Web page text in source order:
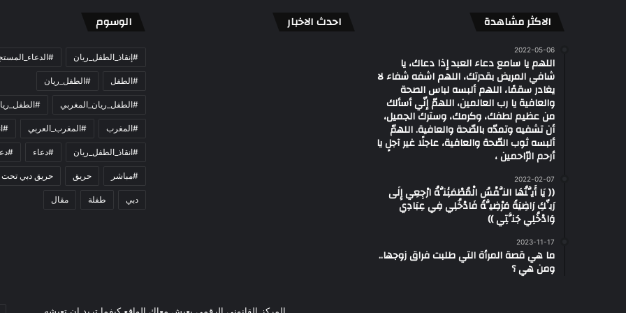
الاكثر مشاهدة
2022-05-06
اللهم يا سامع دعاء العبد إذا دعاك، يا
شافي المريض بقدرتك، اللهم اشفه شفاء لا
يغادر سقمًا، اللهم ألبسه لباس الصحة
والعافية يا رب العالمين، اللهمّ إنّي أسألك
من عظيم لطفك، وكرمك، وسترك الجميل،
أن تشفيه وتمدّه بالصّحة والعافية. اللهمّ
ألبسه ثوب الصّحة والعافية، عاجلًا غير آجلٍ يا
أرحم الرّاحمين ،
2022-02-07
(( يَا أَيَّتُهَا النَّفْسُ الْمُطْمَئِنَّةُ ارْجِعِي إِلَى
رَبِّكِ رَاضِيَةً مَرْضِيَّةً فَادْخُلِي فِي عِبَادِي
وَادْخُلِي جَنَّتِي ))
2023-11-17
ما هي قصة المرأة التي طلبت فراق زوجها..
ومن هي ؟
احدث الاخبار الوسوم
#إنقاذ_الطفل_ريان
#الطفل #الطفل_ريان
#الطفل_ريان_المغربي
#المغرب #المغرب_العربي
#انقاذ_الطفل_ريان #دعاء
#مباشر حريق حريق دبي تحت
دبي طفلة مقال